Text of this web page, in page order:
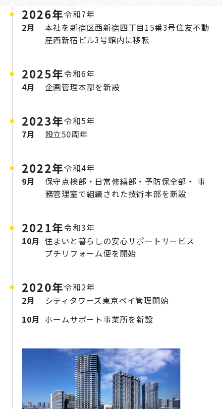
2026年令和7年
2月
本社を新宿区西新宿四丁目15番3号住友不動
産西新宿ビル3号館内に移転
2025年令和6年
4月
企画管理本部を新設
2023年令和5年
7月
設立50周年
2022年令和4年
9月
保守点検部・日常修繕部・予防保全部・ 事
務管理室で組織された技術本部を新設
2021年令和3年
10月 住まいと暮らしの安心サポートサービス
プチリフォーム便を開始
2020年令和2年
2月
シティタワーズ東京ベイ管理開始
10月 ホームサポート事業所を新設